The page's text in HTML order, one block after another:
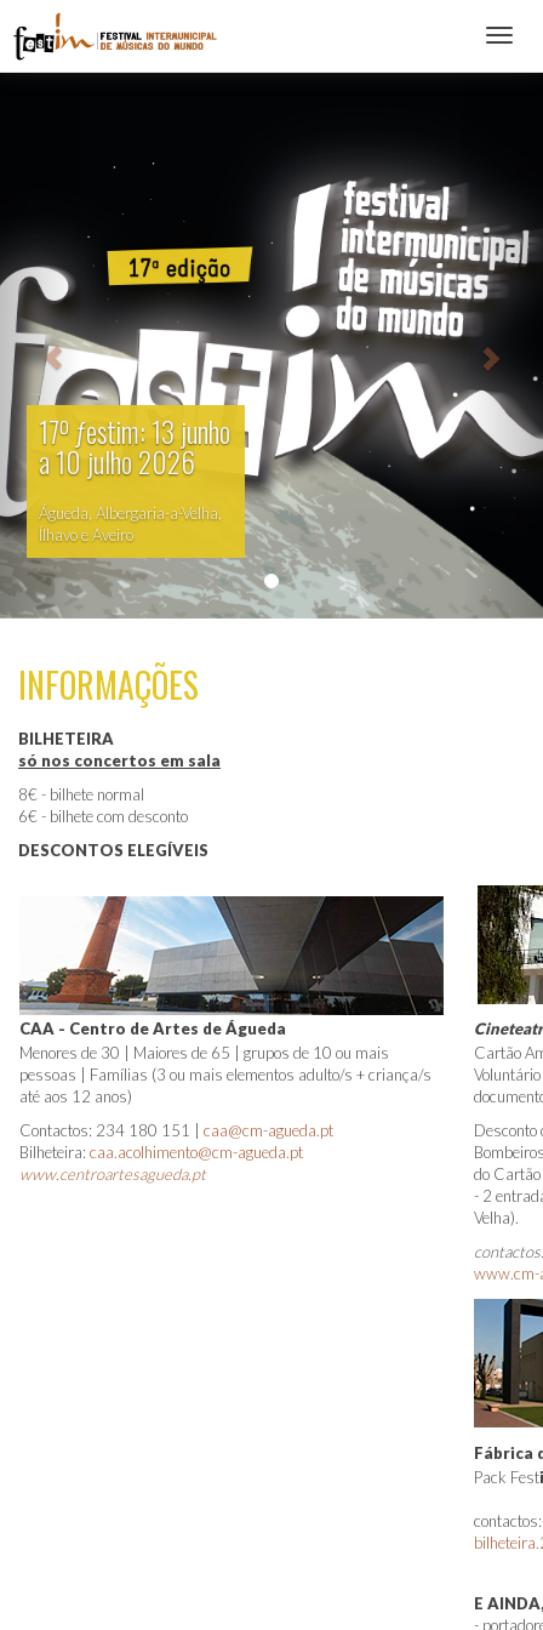
Abrir
17º ƒestim: 13 junho
a 10 julho 2026
Águeda, Albergaria-a-Velha,
Ílhavo e Aveiro
INFORMAÇÕES
BILHETEIRA
só nos concertos em sala
8€ - bilhete normal
6€ - bilhete com desconto
DESCONTOS ELEGÍVEIS
CAA - Centro de Artes de Águeda
Menores de 30 | Maiores de 65 | grupos de 10 ou mais
pessoas | Famílias (3 ou mais elementos adulto/s + criança/s
até aos 12 anos)
Contactos: 234 180 151 | caa@cm-agueda.pt
Bilheteira: caa.acolhimento@cm-agueda.pt
www.centroartesagueda.pt
Cartão
Desconto
do
- 2
Velha).
www.cm-
Fábrica
Pack Fest
E
-